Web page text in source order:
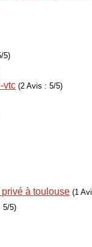
5)
vtc (2 Avis : 5/5)
à toulouse (1
5/5)